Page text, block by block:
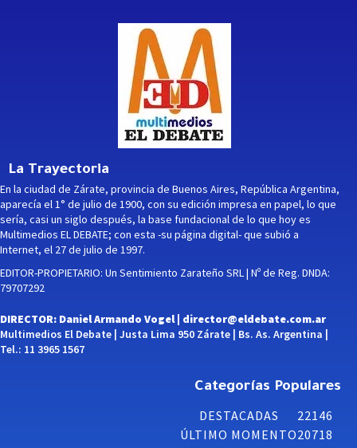
La Trayectoria
En la ciudad de Zárate, provincia de Buenos Aires, República Argentina,
aparecía el 1° de julio de 1900, con su edición impresa en papel, lo que
sería, casi un siglo después, la base fundacional de lo que hoy es
Multimedios EL DEBATE; con esta -su página digital- que subió a
Internet, el 27 de julio de 1997.
EDITOR-PROPIETARIO: Un Sentimiento Zarateño SRL | Nº de Reg. DNDA:
79707292
DIRECTOR: Daniel Armando Vogel | director@eldebate.com.ar
Multimedios El Debate | Justa Lima 950 Zárate | Bs. As. Argentina |
Tel.: 11 3965 1567
Categorías Populares
DESTACADAS
22146
ÚLTIMO MOMENTO20718